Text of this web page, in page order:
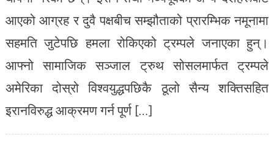
आएको आग्रह र दुवै पक्षबीच सम्झौताको प्रारम्भिक नमूनामा
सहमति जुटेपछि हमला रोकिएको ट्रम्पले जनाएका हुन्।
आफ्नो सामाजिक सञ्जाल ट्रुथ सोसलमार्फत ट्रम्पले
अमेरिका दोस्रो विश्वयुद्धपछिकै ठूलो सैन्य शक्तिसहित
इरानविरुद्ध आक्रमण गर्न पूर्ण […]